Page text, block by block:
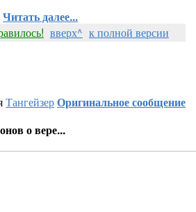
Читать далее...
вверх^ к полной версии
ТангейзерОригинальное сообщение
о вере...